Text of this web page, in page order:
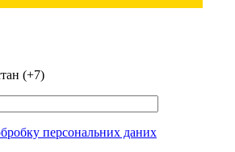
(+7)
персональних даних